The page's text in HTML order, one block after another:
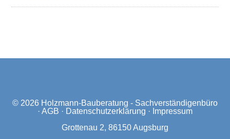
© 2026 Holzmann-Bauberatung - Sachverständigenbüro
· AGB · Datenschutzerklärung · Impressum
Grottenau 2, 86150 Augsburg